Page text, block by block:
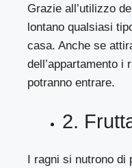
Grazie all’utilizzo
lontano qualsiasi
casa. Anche se
dell’appartamento i
potranno entrare.
2.
I ragni si nutrono di